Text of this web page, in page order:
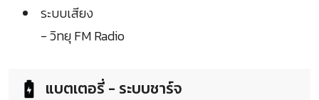
ระบบเสียง
- วิทยุ FM Radio
แบตเตอรี่ - ระบบชาร์จ